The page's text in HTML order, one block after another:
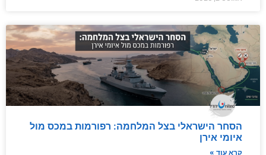
הסחר הישראלי בצל המלחמה: רפורמות במכס מול
איומי אירן
קרא עוד »